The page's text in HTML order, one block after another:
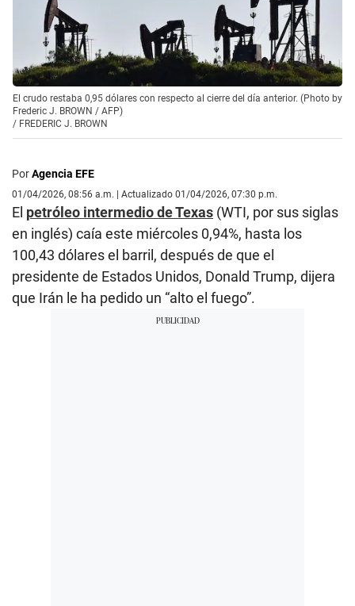
El crudo restaba 0,95 dólares con respecto al cierre del día anterior. (Photo by
Frederic J. BROWN / AFP)
/ FREDERIC J. BROWN
PorAgencia EFE
01/04/2026, 08:56 a.m. | Actualizado 01/04/2026, 07:30 p.m.
El petróleo intermedio de Texas (WTI, por sus siglas
en inglés) caía este miércoles 0,94%, hasta los
100,43 dólares el barril, después de que el
presidente de Estados Unidos, Donald Trump, dijera
que Irán le ha pedido un “alto el fuego”.